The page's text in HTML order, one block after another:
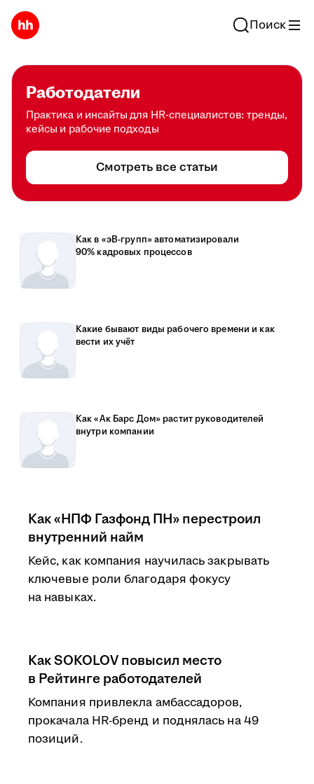
Поиск
Работодатели
Практика и инсайты для HR-специалистов: тренды,
кейсы и рабочие подходы
Смотреть все статьи
Как в «эВ-групп» автоматизировали
90% кадровых процессов
Какие бывают виды рабочего времени и как
вести их учёт
Как «Ак Барс Дом» растит руководителей
внутри компании
Как «НПФ Газфонд ПН» перестроил
внутренний найм
Кейс, как компания научилась закрывать
ключевые роли благодаря фокусу
на навыках.
Как SOKOLOV повысил место
в Рейтинге работодателей
Компания привлекла амбассадоров,
прокачала HR-бренд и поднялась на 49
позиций.